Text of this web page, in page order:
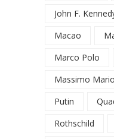
John F.
Macao
Marco Polo
Massimo
Putin
Rothschild